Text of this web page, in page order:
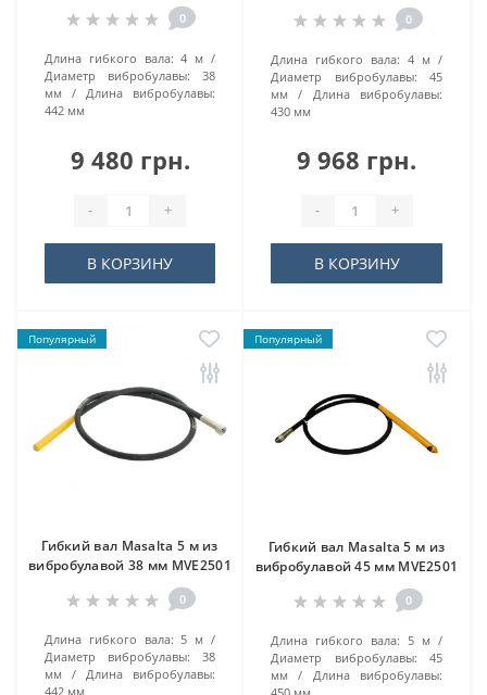
0
Длина гибкого вала: 4 м
Диаметр вибробулавы:
38
мм
Длина вибробулавы:
442 мм
9 480 грн.
- +
В КОРЗИНУ
0
Длина гибкого вала: 4 м
Диаметр вибробулавы:
45
мм
Длина вибробулавы:
430 мм
9 968 грн.
- +
В КОРЗИНУ
Популярный
Гибкий вал Masalta 5 м из
вибробулавой 38 мм MVE2501
0
Длина гибкого вала: 5 м
Диаметр вибробулавы:
38
мм
Длина вибробулавы:
442 мм
Популярный
Гибкий вал Masalta 5 м из
вибробулавой 45 мм MVE2501
0
Длина гибкого вала: 5 м
Диаметр вибробулавы:
45
мм
Длина вибробулавы: